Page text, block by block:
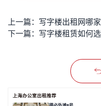
上一篇：
下一篇：
上海办公室出租推荐